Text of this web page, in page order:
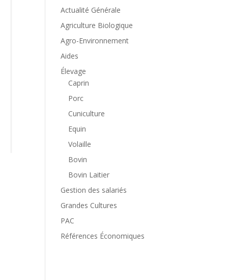
Actualité Générale
Agriculture Biologique
Agro-Environnement
Aides
Élevage
Caprin
Porc
Cuniculture
Equin
Volaille
Bovin
Bovin Laitier
Gestion des salariés
Grandes Cultures
PAC
Références Économiques